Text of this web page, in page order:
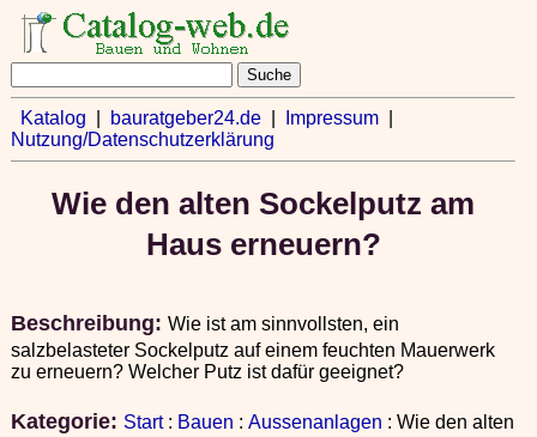
Katalog bauratgeber24.de| Impressum|
Nutzung/Datenschutzerklärung
Wie den alten Sockelputz am
Haus erneuern?
Beschreibung: Wie ist am sinnvollsten, ein
salzbelasteter Sockelputz auf einem feuchten Mauerwerk
zu erneuern? Welcher Putz ist dafür geeignet?
Kategorie: Start: Bauen : Aussenanlagen : Wie den alten